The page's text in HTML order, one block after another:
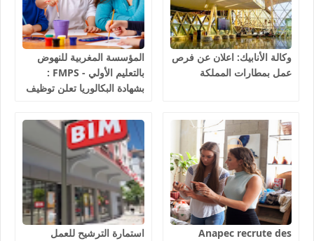
وكالة الأنابيك: اعلان عن فرص
عمل بمطارات المملكة
المؤسسة المغربية للنهوض
بالتعليم الأولي - FMPS :
بشهادة البكالوريا تعلن توظيف
بمختلف جهات و أقاليم
المملكة 2026
Anapec recrute des
استمارة الترشيح للعمل